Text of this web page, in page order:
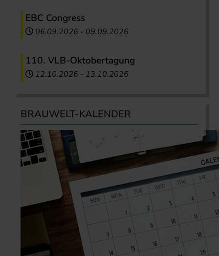
EBC Congress
06.09.2026 - 09.09.2026
110. VLB-Oktobertagung
12.10.2026 - 13.10.2026
BRAUWELT-KALENDER